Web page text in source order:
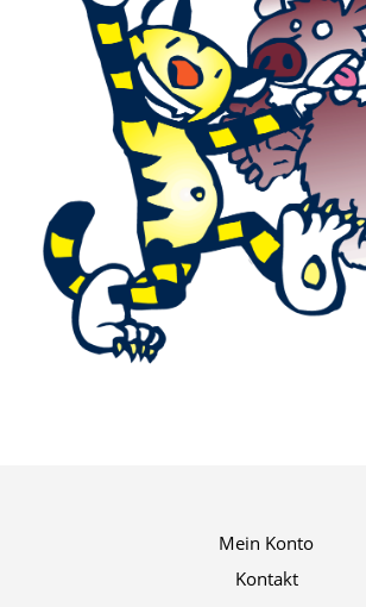
Mein Konto
Kontakt